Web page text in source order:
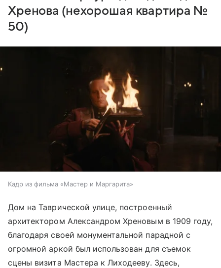
Хренова (нехорошая квартира №
50)
Кадр из фильма «Мастер и Маргарита»
Дом на Таврической улице, построенный
архитектором Александром Хреновым в 1909 году,
благодаря своей монументальной парадной с
огромной аркой был использован для съемок
сцены визита Мастера к Лиходееву. Здесь,